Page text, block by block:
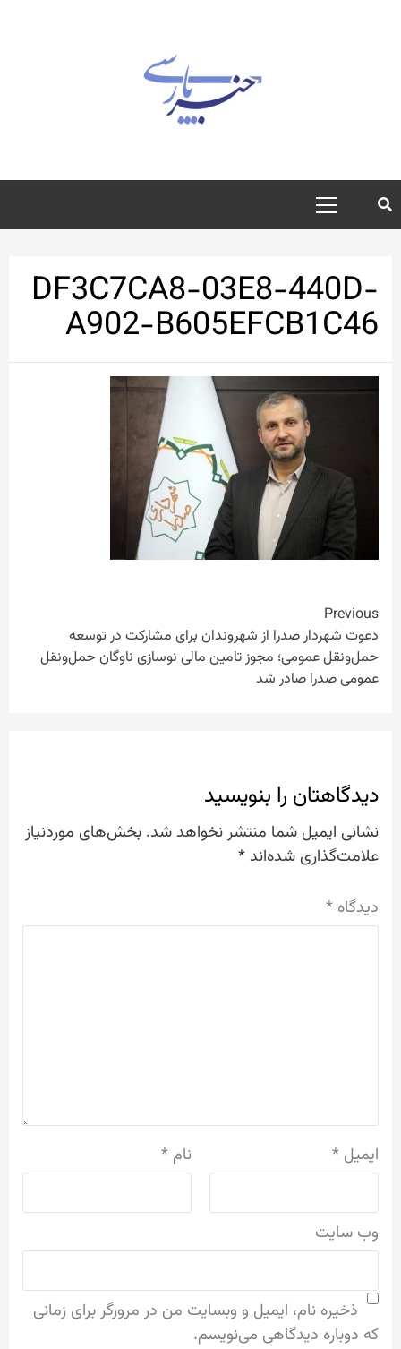
منوی
اصلی
DF3C7CA8-03E8-440D-
A902-B605EFCB1C46
Continue
Reading
Previous
دعوت شهردار صدرا از شهروندان برای مشارکت در توسعه
حمل‌ونقل عمومی؛ مجوز تامین مالی نوسازی ناوگان حمل‌ونقل
عمومی صدرا صادر شد
دیدگاهتان را بنویسید
نشانی ایمیل شما منتشر نخواهد شد. بخش‌های موردنیاز
علامت‌گذاری شده‌اند *
دیدگاه *
نام * ایمیل *
وب‌ سایت
ذخیره نام، ایمیل و وبسایت من در مرورگر برای زمانی
که دوباره دیدگاهی می‌نویسم.